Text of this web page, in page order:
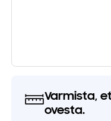
Varmista,
ovesta.